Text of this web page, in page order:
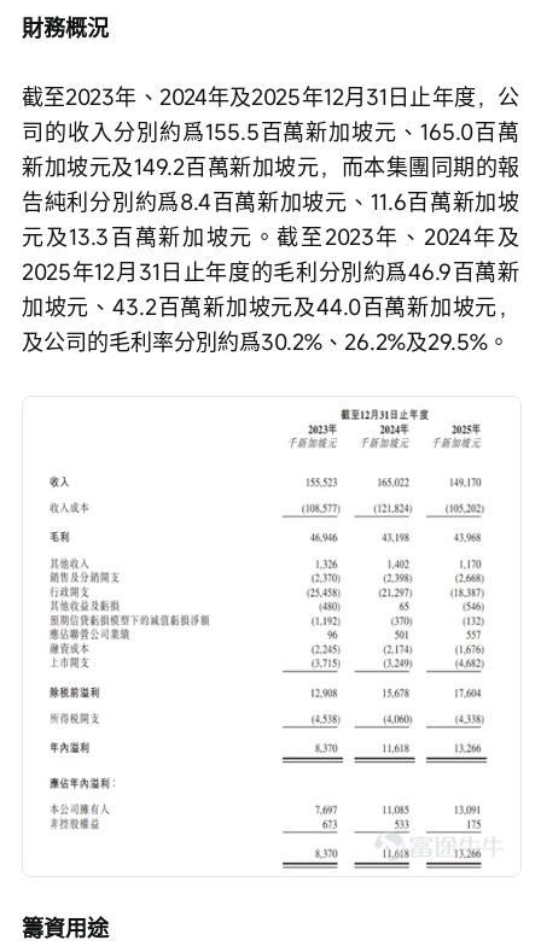
財務概況
截至2023年、2024年及2025年12月31日止年度，公
司的收入分別約爲155.5百萬新加坡元、165.0百萬
新加坡元及149.2百萬新加坡元，而本集團同期的報
告純利分別約爲8.4百萬新加坡元、11.6百萬新加坡
元及13.3百萬新加坡元。截至2023年、2024年及
2025年12月31日止年度的毛利分別約爲46.9百萬新
加坡元、43.2百萬新加坡元及44.0百萬新加坡元，
及公司的毛利率分別約爲30.2%、26.2%及29.5%。
籌資用途